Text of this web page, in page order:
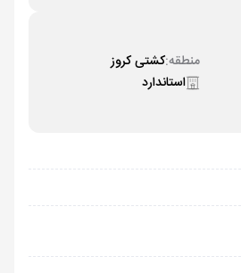
منطقه:کشتی کروز
استاندارد